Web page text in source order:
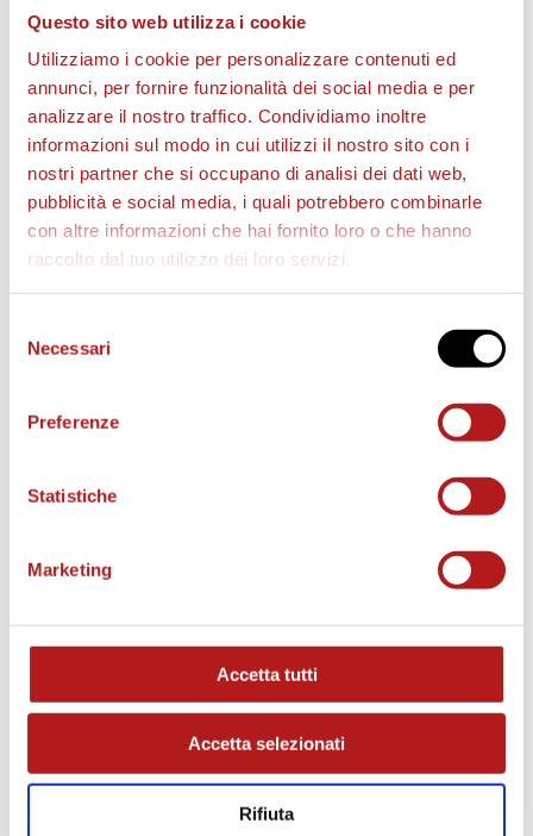
Questo sito web utilizza i cookie
Utilizziamo i cookie per personalizzare contenuti ed
annunci, per fornire funzionalità dei social media e per
analizzare il nostro traffico. Condividiamo inoltre
informazioni sul modo in cui utilizzi il nostro sito con i
nostri partner che si occupano di analisi dei dati web,
pubblicità e social media, i quali potrebbero combinarle
con altre informazioni che hai fornito loro o che hanno
raccolto dal tuo utilizzo dei loro servizi.
delNecessari
Preferenze
Statistiche
Marketing
Accetta tutti
Accetta selezionati
Rifiuta
BIGLIETTI